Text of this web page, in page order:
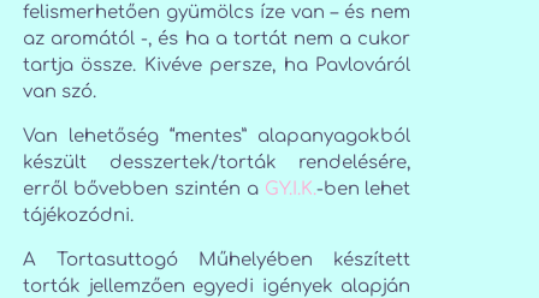
felismerhetően gyümölcs íze van – és nem
az aromától -, és ha a tortát nem a cukor
tartja össze. Kivéve persze, ha Pavlováról
van szó.
Van lehetőség “mentes” alapanyagokból
készült desszertek/torták rendelésére,
erről bővebben szintén a GY.I.K.-ben lehet
tájékozódni.
A Tortasuttogó Műhelyében készített
torták jellemzően egyedi igények alapján